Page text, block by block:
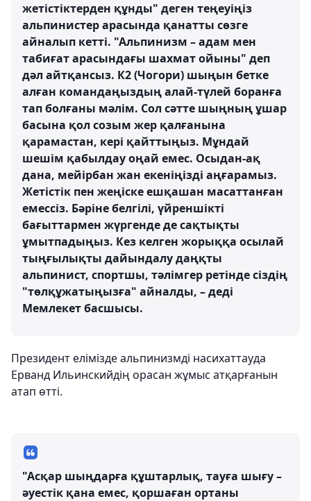
жетістіктерден құнды" деген теңеуіңіз
альпинистер арасында қанатты сөзге
айналып кетті. "Альпинизм – адам мен
табиғат арасындағы шахмат ойыны" деп
дәл айтқансыз. К2 (Чогори) шыңын бетке
алған командаңыздың алай-түлей боранға
тап болғаны мәлім. Сол сәтте шыңның ұшар
басына қол созым жер қалғанына
қарамастан, кері қайттыңыз. Мұндай
шешім қабылдау оңай емес. Осыдан-ақ
дана, мейірбан жан екеніңізді аңғарамыз.
Жетістік пен жеңіске ешқашан масаттанған
емессіз. Бәріне белгілі, үйреншікті
бағыттармен жүргенде де сақтықты
ұмытпадыңыз. Кез келген жорыққа осылай
тыңғылықты дайындалу даңқты
альпинист, спортшы, тәлімгер ретінде сіздің
"төлқұжатыңызға" айналды, – деді
Мемлекет басшысы.
Президент елімізде альпинизмді насихаттауда
Ерванд Ильинскийдің орасан жұмыс атқарғанын
атап өтті.
"Асқар шыңдарға құштарлық, тауға шығу –
әуестік қана емес, қоршаған ортаны